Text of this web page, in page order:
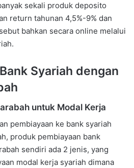
sekali produk deposito
return tahunan 4,5%-9% dan
bahkan secara online melalui
Syariah dengan
untuk Modal Kerja
pembiayaan ke bank syariah
produk pembiayaan bank
sendiri ada 2 jenis, yang
modal kerja syariah dimana